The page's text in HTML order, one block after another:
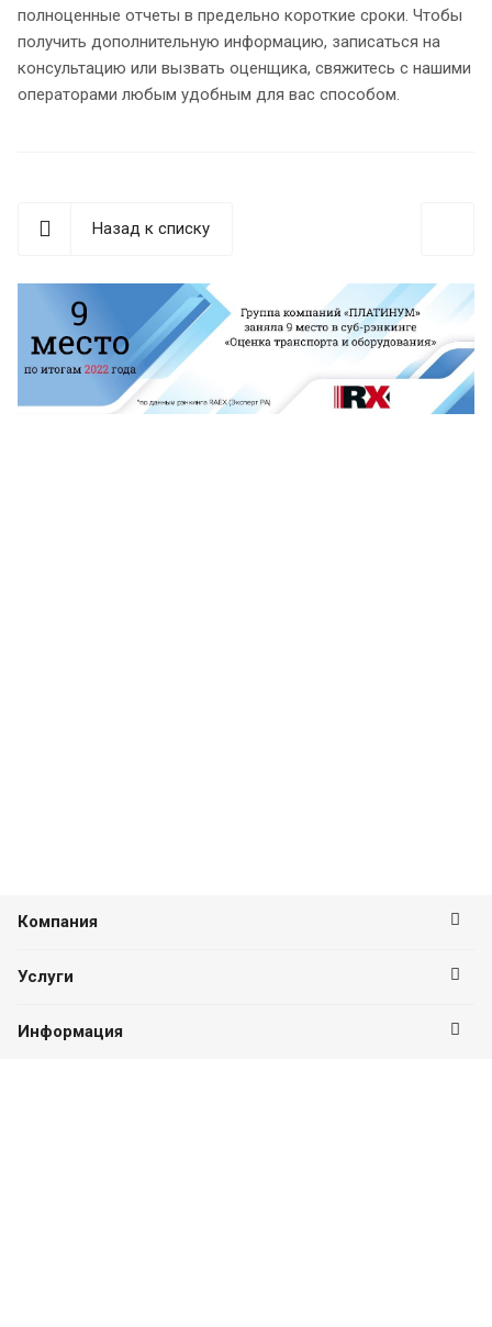
полноценные отчеты в предельно короткие сроки. Чтобы
получить дополнительную информацию, записаться на
консультацию или вызвать оценщика, свяжитесь с нашими
операторами любым удобным для вас способом.
Назад к списку
Компания
Услуги
Информация